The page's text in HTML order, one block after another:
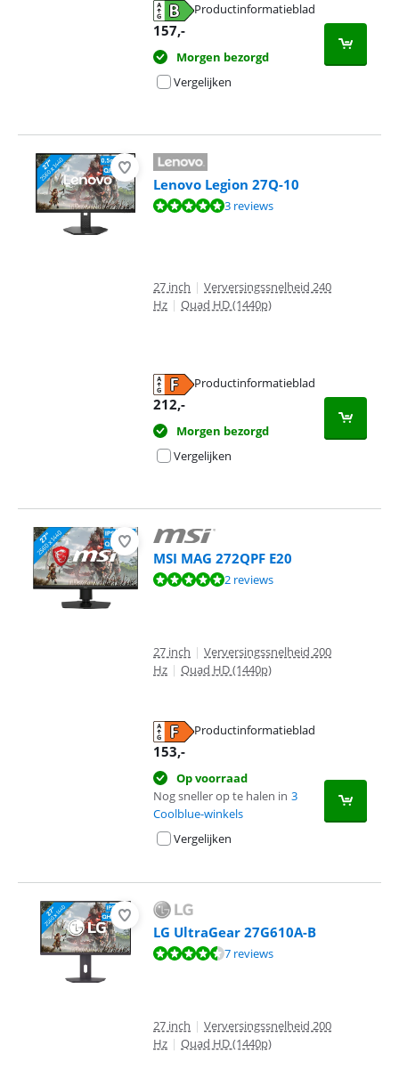
Productinformatieblad
157,-
Morgen bezorgd
Vergelijken
Lenovo Legion 27Q-10
Beoordeling is 9,7 van de 10, gebaseerd op 3 reviews.
3 reviews
27 inch | Verversingssnelheid 240
Hz | Quad HD (1440p)
Productinformatieblad
212,-
Morgen bezorgd
Vergelijken
MSI MAG 272QPF E20
Beoordeling is 9,6 van de 10, gebaseerd op 2 reviews.
2 reviews
27 inch | Verversingssnelheid 200
Hz | Quad HD (1440p)
Productinformatieblad
153,-
Op voorraad
Nog sneller op te halen in 3
Coolblue-winkels
Vergelijken
LG UltraGear 27G610A-B
Beoordeling is 9,2 van de 10, gebaseerd op 7 reviews.
7 reviews
27 inch | Verversingssnelheid 200
Hz | Quad HD (1440p)